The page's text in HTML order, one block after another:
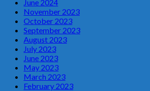
June 2024
November 2023
October 2023
September 2023
August 2023
July 2023
June 2023
May 2023
March 2023
February 2023